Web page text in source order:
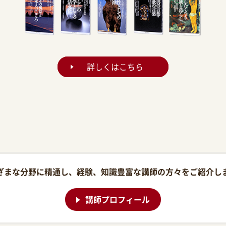
詳しくはこちら
まな分野に精通し、経験、知識豊富な講師の方々をご紹介し
講師プロフィール